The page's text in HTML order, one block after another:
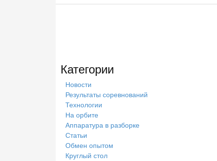
Категории
Новости
Результаты соревнований
Технологии
На орбите
Аппаратура в разборке
Статьи
Обмен опытом
Круглый стол